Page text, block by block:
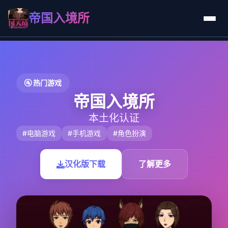
帝国入境所
🚰 热门游戏
帝国入境所
本土化认证
#电脑游戏 #手机游戏 #角色扮演
汉化版下载 了解更多